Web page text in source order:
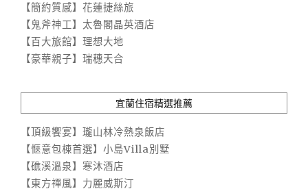
【簡約質感】花蓮捷絲旅
【鬼斧神工】太魯閣晶英酒店
【百大旅館】理想大地
【豪華親子】瑞穗天合
宜蘭住宿精選推薦
【頂級饗宴】瓏山林冷熱泉飯店
【愜意包棟首選】小島Villa別墅
【礁溪溫泉】寒沐酒店
【東方禪風】力麗威斯汀